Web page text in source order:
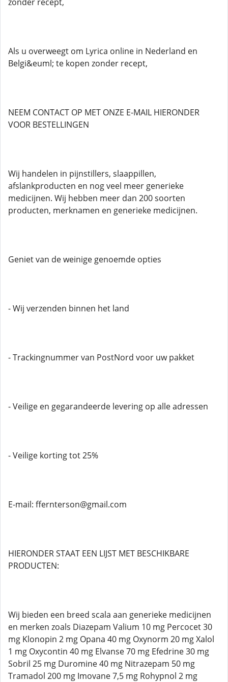
Als u overweegt om Lyrica online in Nederland en
Belgi&euml; te kopen zonder recept,
NEEM CONTACT OP MET ONZE E-MAIL HIERONDER
VOOR BESTELLINGEN
Wij handelen in pijnstillers, slaappillen,
afslankproducten en nog veel meer generieke
medicijnen. Wij hebben meer dan 200 soorten
producten, merknamen en generieke medicijnen.
Geniet van de weinige genoemde opties
- Wij verzenden binnen het land
- Trackingnummer van PostNord voor uw pakket
- Veilige en gegarandeerde levering op alle adressen
- Veilige korting tot 25%
E-mail: ffernterson@gmail.com
HIERONDER STAAT EEN LIJST MET BESCHIKBARE
PRODUCTEN:
Wij bieden een breed scala aan generieke medicijnen
en merken zoals Diazepam Valium 10 mg Percocet 30
mg Klonopin 2 mg Opana 40 mg Oxynorm 20 mg Xalol
1 mg Oxycontin 40 mg Elvanse 70 mg Efedrine 30 mg
Sobril 25 mg Duromine 40 mg Nitrazepam 50 mg
Tramadol 200 mg Imovane 7,5 mg Rohypnol 2 mg